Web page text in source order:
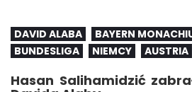
DAVID ALABA BAYERN
BUNDESLIGA
NIEMCY AUSTRIA
Hasan Salihamidzić